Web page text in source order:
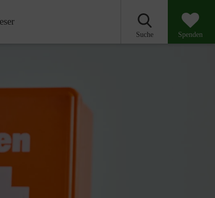
Suche Spenden